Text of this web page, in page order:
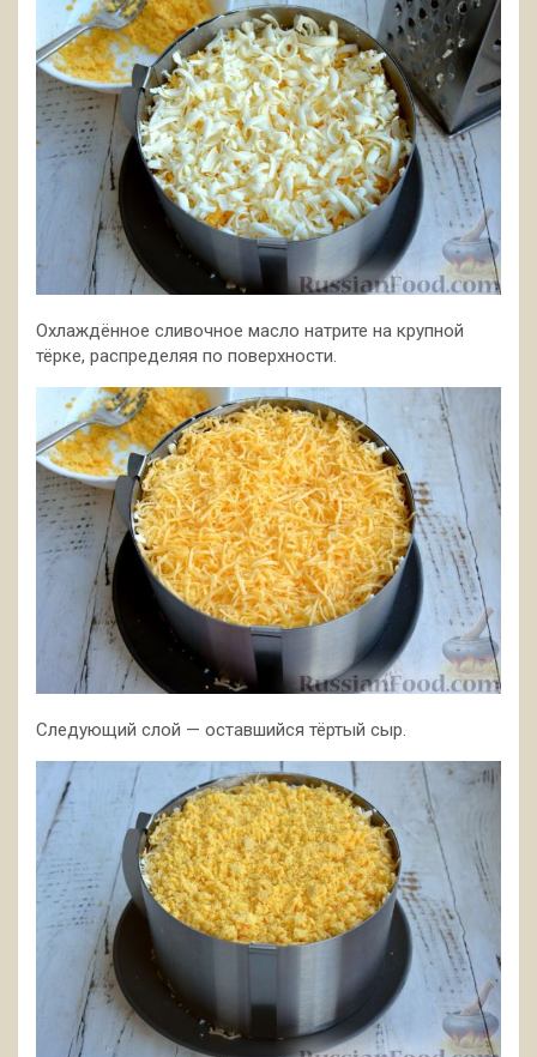
Охлаждённое сливочное масло натрите на крупной
тёрке, распределяя по поверхности.
Следующий слой — оставшийся тёртый сыр.